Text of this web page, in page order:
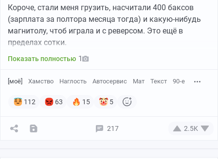
Короче, стали меня грузить, насчитали 400 баксов
(зарплата за полтора месяца тогда) и какую-нибудь
магнитолу, чтоб играла и с реверсом. Это ещё в
пределах сотки.
Показать полностью 1
[моё] Хамство Наглость Автосервис Мат Текст 90-е
112 63 15 5
217 2.5K